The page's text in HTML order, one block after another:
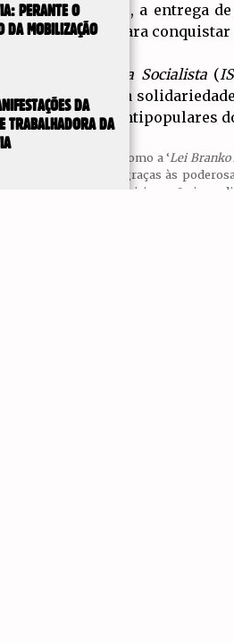
a austeridade, a entrega
o caminho para
Esquerda Socialista (IS
a nossa
trabalhistas e antipopulares
Também conhecido como a ‘Lei
país. Apesar de que, graças às
obrigado a revogar a lei, isso não
PERANTE O
DA MOBILIZAÇÃO
DA
TRABALHADORA DA